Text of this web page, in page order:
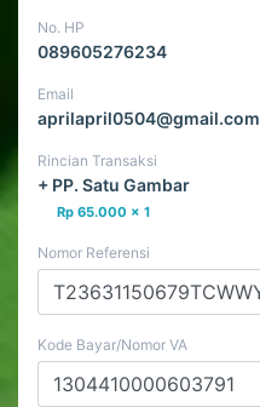
No. HP
089605276234
Email
aprilapril0504@gmail.com
Rincian Transaksi
+ PP. Satu Gambar
Rp 65.000 x 1
Nomor Referensi
Kode Bayar/Nomor VA